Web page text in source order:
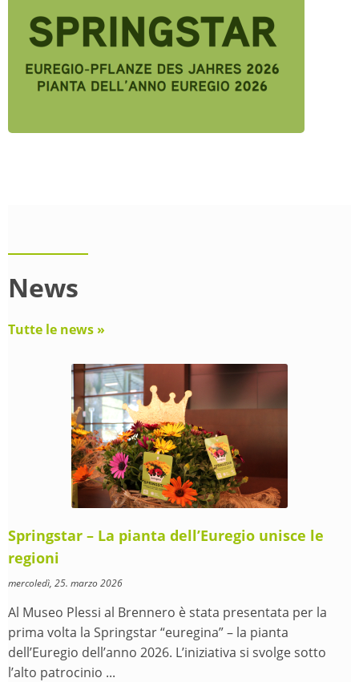
News
Tutte le news »
Springstar – La pianta dell’Euregio unisce le
regioni
mercoledì, 25. marzo 2026
Al Museo Plessi al Brennero è stata presentata per la
prima volta la Springstar “euregina” – la pianta
dell’Euregio dell’anno 2026. L’iniziativa si svolge sotto
l’alto patrocinio ...